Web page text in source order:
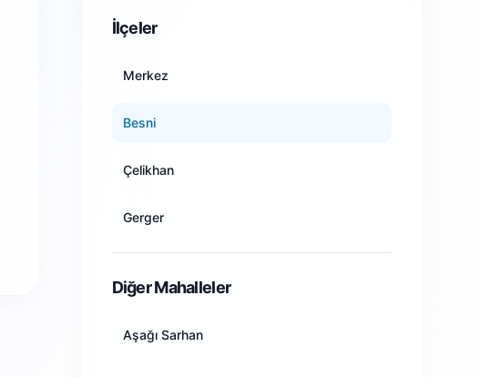
Bilecik
Bingöl
İlçeler
Merkez
Besni
Çelikhan
Gerger
Diğer Mahalleler
Aşağı Sarhan